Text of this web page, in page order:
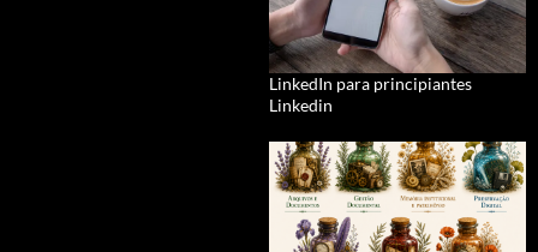
LinkedIn para principiantes
Linkedin